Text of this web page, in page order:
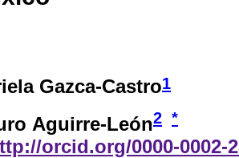
Gazca-Castro1
Aguirre-León2 *
orcid.org/0000-0002-